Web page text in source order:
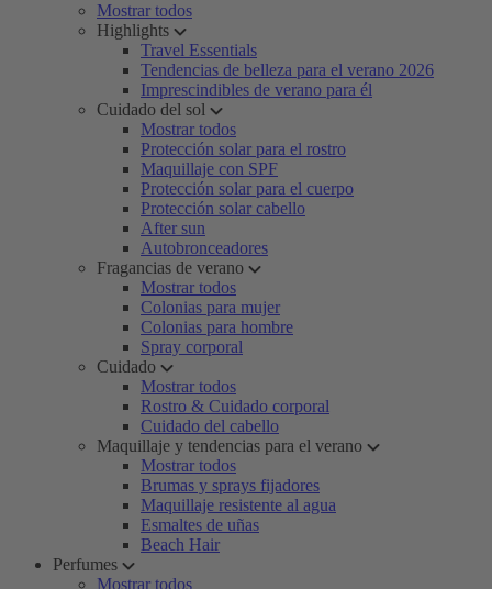
Mostrar todos
Highlights
Travel Essentials
Tendencias de belleza para el verano 2026
Imprescindibles de verano para él
Cuidado del sol
Mostrar todos
Protección solar para el rostro
Maquillaje con SPF
Protección solar para el cuerpo
Protección solar cabello
After sun
Autobronceadores
Fragancias de verano
Mostrar todos
Colonias para mujer
Colonias para hombre
Spray corporal
Cuidado
Mostrar todos
Rostro & Cuidado corporal
Cuidado del cabello
Maquillaje y tendencias para el verano
Mostrar todos
Brumas y sprays fijadores
Maquillaje resistente al agua
Esmaltes de uñas
Beach Hair
Perfumes
Mostrar todos